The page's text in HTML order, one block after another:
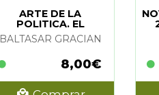
ARTE DE LA
POLITICA. EL
BALTASAR GRACIAN
8,00€